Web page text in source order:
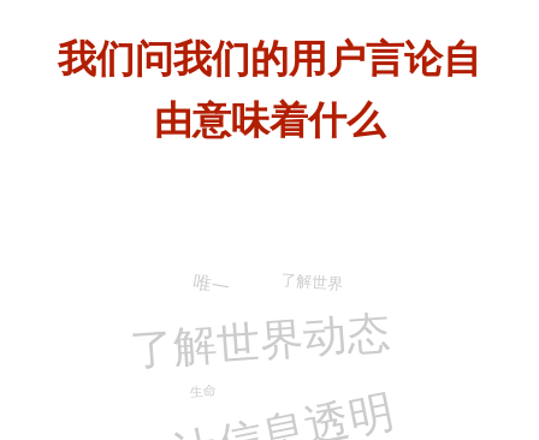
我们问我们的用户言论自
由意味着什么
了解世界动态
了解世界
生命
唯一